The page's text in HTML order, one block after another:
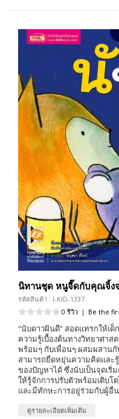
นิทานชุด หนูจี๊ดกับคุณจิ้ง
รหัสสินค้า : I-KID-1337
0 รีวิว | Be the
“นับดาวฝันดี” สอดแทรกให้เด็
ความรู้เบื้องต้นทางวิทยาศาส
พร้อมๆ กับเพื่อนๆ ผสมผสาน
สามารถยืดหยุ่นความคิดและ
ของปัญหาได้ ซึ่งนับเป็นจุดเริ่
ให้รู้จักการปรับตัวพร้อมเติบ
และมีทักษะการอยู่ร่วมกับผู้อื่
ดูรายละเอียดเพิ่มเติม